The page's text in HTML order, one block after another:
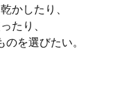
かしたり、
たり、
を選びたい。